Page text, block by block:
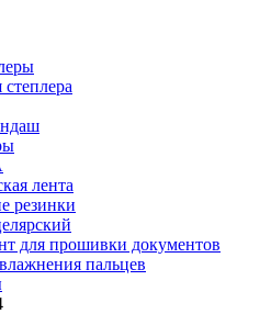
лента
резинки
для прошивки документов
пальцев